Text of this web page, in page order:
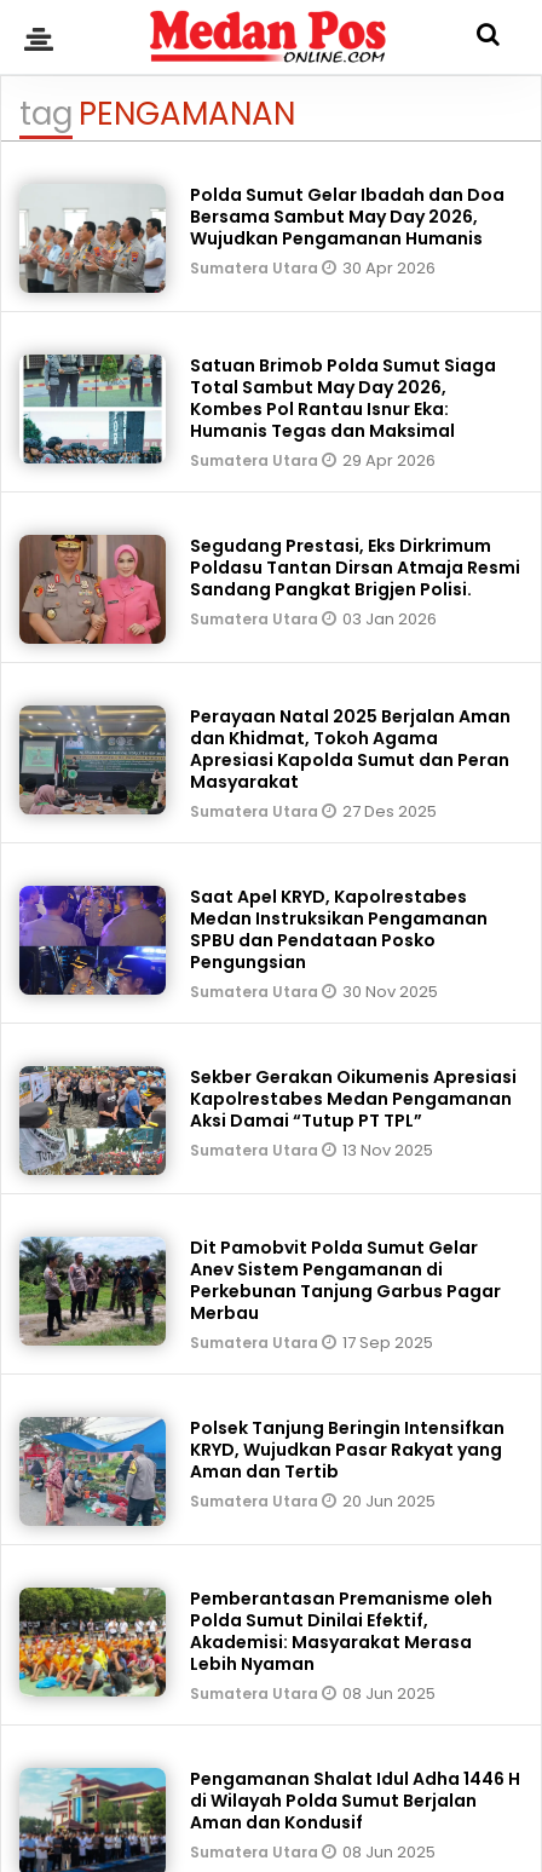
tag PENGAMANAN
Polda Sumut Gelar Ibadah dan Doa
Bersama Sambut May Day 2026,
Wujudkan Pengamanan Humanis
Sumatera Utara 30 Apr 2026
Satuan Brimob Polda Sumut Siaga
Total Sambut May Day 2026,
Kombes Pol Rantau Isnur Eka:
Humanis Tegas dan Maksimal
Sumatera Utara 29 Apr 2026
Segudang Prestasi, Eks Dirkrimum
Poldasu Tantan Dirsan Atmaja Resmi
Sandang Pangkat Brigjen Polisi.
Sumatera Utara 03 Jan 2026
Perayaan Natal 2025 Berjalan Aman
dan Khidmat, Tokoh Agama
Apresiasi Kapolda Sumut dan Peran
Masyarakat
Sumatera Utara 27 Des 2025
Saat Apel KRYD, Kapolrestabes
Medan Instruksikan Pengamanan
SPBU dan Pendataan Posko
Pengungsian
Sumatera Utara 30 Nov 2025
Sekber Gerakan Oikumenis Apresiasi
Kapolrestabes Medan Pengamanan
Aksi Damai “Tutup PT TPL”
Sumatera Utara 13 Nov 2025
Dit Pamobvit Polda Sumut Gelar
Anev Sistem Pengamanan di
Perkebunan Tanjung Garbus Pagar
Merbau
Sumatera Utara 17 Sep 2025
Polsek Tanjung Beringin Intensifkan
KRYD, Wujudkan Pasar Rakyat yang
Aman dan Tertib
Sumatera Utara 20 Jun 2025
Pemberantasan Premanisme oleh
Polda Sumut Dinilai Efektif,
Akademisi: Masyarakat Merasa
Lebih Nyaman
Sumatera Utara 08 Jun 2025
Pengamanan Shalat Idul Adha 1446 H
di Wilayah Polda Sumut Berjalan
Aman dan Kondusif
Sumatera Utara 08 Jun 2025